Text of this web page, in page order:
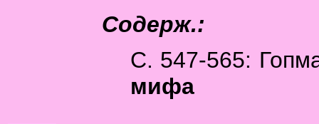
Содерж.:
С. 547-565:
мифа